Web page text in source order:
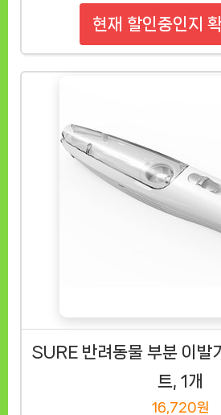
현재 할인중인지
SURE 반려동물 부분 이발
트, 1개
16,720원